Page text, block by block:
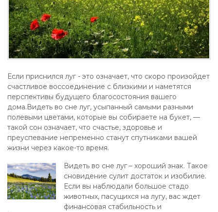
Если приснился луг - это означает, что скоро произойдет
счастливое воссоединение с близкими и наметятся
перспективы будущего благосостояния вашего
дома.Видеть во сне луг, усыпанный самыми разными
полевыми цветами, которые вы собираете на букет, —
такой сон означает, что счастье, здоровье и
преуспевание непременно станут спутниками вашей
жизни через какое-то время.
Видеть во сне луг – хороший знак. Такое
сновидение сулит достаток и изобилие.
Если вы наблюдали большое стадо
животных, пасущихся на лугу, вас ждет
финансовая стабильность и